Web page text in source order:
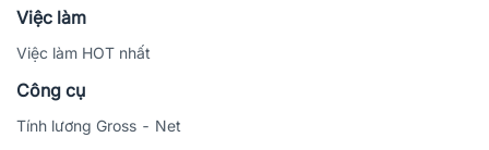
Việc làm
Việc làm HOT nhất
Công cụ
Tính lương Gross - Net